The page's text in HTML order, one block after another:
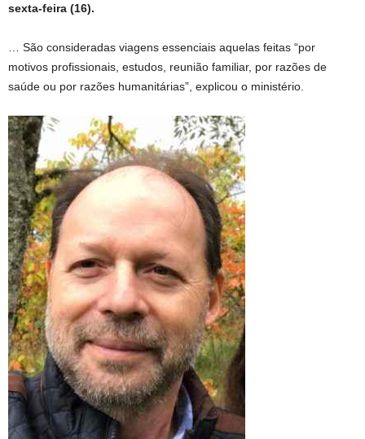
sexta-feira (16).
… São consideradas viagens essenciais aquelas feitas “por
motivos profissionais, estudos, reunião familiar, por razões de
saúde ou por razões humanitárias”, explicou o ministério.